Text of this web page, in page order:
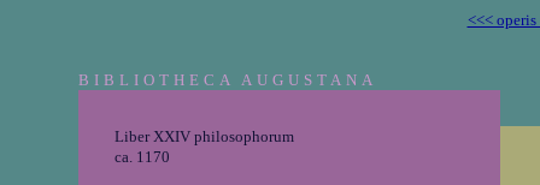
<<<
BIBLIOTHECA AUGUSTANA
Liber XXIV philosophorum
ca. 1170